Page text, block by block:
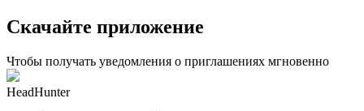
Скачайте приложение
Чтобы получать уведомления о приглашениях мгновенно
HeadHunter